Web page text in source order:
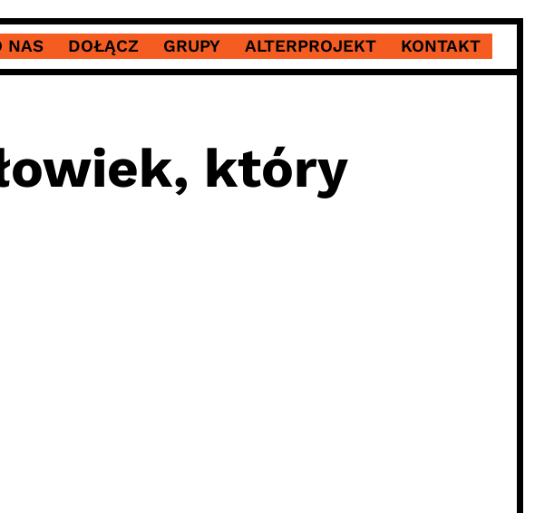
NAS DOŁĄCZ GRUPY ALTERPROJEKT KONTAKT
który